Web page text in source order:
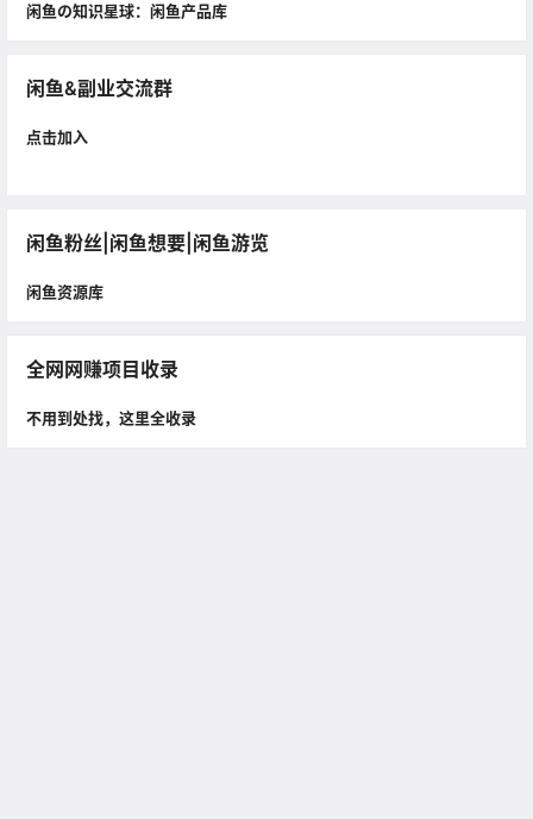
闲鱼の知识星球：闲鱼产品库
闲鱼&副业交流群
点击加入
闲鱼粉丝|闲鱼想要|闲鱼游览
闲鱼资源库
全网网赚项目收录
不用到处找，这里全收录